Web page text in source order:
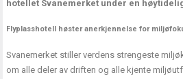
hotellet Svanemerket under en
Flyplasshotell høster anerkjennelse for
Svanemerket stiller verdens strengeste
om alle deler av driften og alle kjente